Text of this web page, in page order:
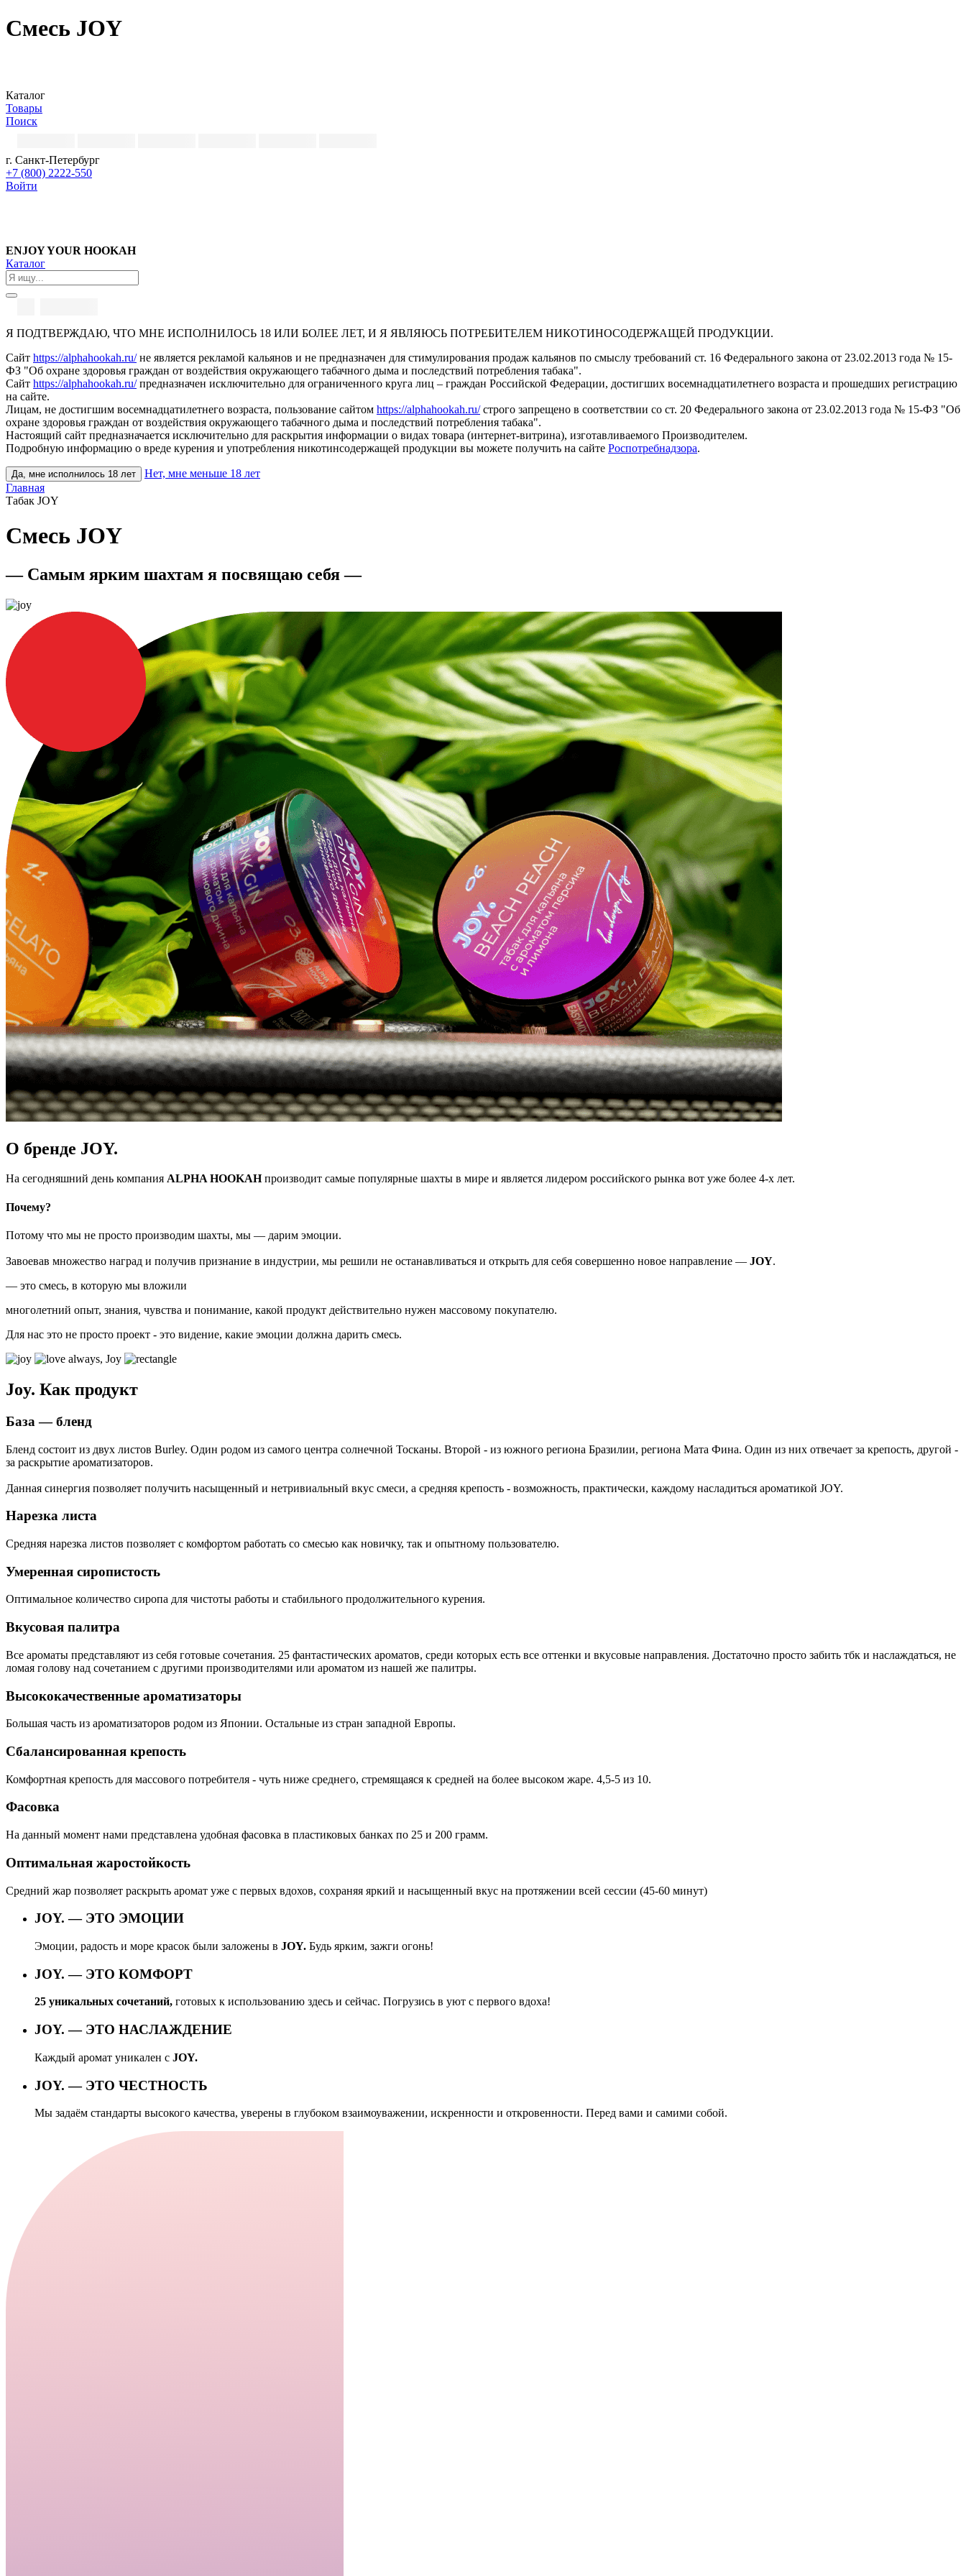
Смесь JOY
Каталог
Товары
Поиск
г. Санкт-Петербург
+7 (800) 2222-550
Войти
ENJOY YOUR HOOKAH
Каталог
Я ПОДТВЕРЖДАЮ, ЧТО МНЕ ИСПОЛНИЛОСЬ 18 ИЛИ БОЛЕЕ ЛЕТ, И Я ЯВЛЯЮСЬ ПОТРЕБИТЕЛЕМ НИКОТИНОСОДЕРЖАЩЕЙ ПРОДУКЦИИ.
Сайт https://alphahookah.ru/не является рекламой кальянов и не предназначен для стимулирования продаж кальянов по смыслу требований ст. 16 Федерального закона от 23.02.2013 года № 15-
ФЗ "Об охране здоровья граждан от воздействия окружающего табачного дыма и последствий потребления табака".
Сайт https://alphahookah.ru/предназначен исключительно для ограниченного круга лиц – граждан Российской Федерации, достигших восемнадцатилетнего возраста и прошедших регистрацию
на сайте.
Лицам, не достигшим восемнадцатилетнего возраста, пользование сайтом https://alphahookah.ru/строго запрещено в соответствии со ст. 20 Федерального закона от 23.02.2013 года № 15-ФЗ "Об
охране здоровья граждан от воздействия окружающего табачного дыма и последствий потребления табака".
Настоящий сайт предназначается исключительно для раскрытия информации о видах товара (интернет-витрина), изготавливаемого Производителем.
Подробную информацию о вреде курения и употребления никотинсодержащей продукции вы можете получить на сайте Роспотребнадзора.
Да, мне исполнилось 18 лет
Нет, мне меньше 18 лет
Главная
Табак JOY
Смесь JOY
—Самым ярким шахтам я посвящаю себя —
О бренде JOY.
На сегодняшний день компания ALPHA HOOKAHпроизводит самые популярные шахты в мире и является лидером российского рынка вот уже более 4-х лет.
Почему?
Потому что мы не просто производим шахты, мы — дарим эмоции.
Завоевав множество наград и получив признание в индустрии, мы решили не останавливаться и открыть для себя совершенно новое направление — JOY.
— это смесь, в которую мы вложили
многолетний опыт, знания, чувства и понимание, какой продукт действительно нужен массовому покупателю.
Для нас это не просто проект - это видение, какие эмоции должна дарить смесь.
Joy. Как продукт
База — бленд
Бленд состоит из двух листов Burley. Один родом из самого центра солнечной Тосканы. Второй - из южного региона Бразилии, региона Мата Фина. Один из них отвечает за крепость, другой -
за раскрытие ароматизаторов.
Данная синергия позволяет получить насыщенный и нетривиальный вкус смеси, а средняя крепость - возможность, практически, каждому насладиться ароматикой JOY.
Нарезка листа
Средняя нарезка листов позволяет с комфортом работать со смесью как новичку, так и опытному пользователю.
Умеренная сиропистость
Оптимальное количество сиропа для чистоты работы и стабильного продолжительного курения.
Вкусовая палитра
Все ароматы представляют из себя готовые сочетания. 25 фантастических ароматов, среди которых есть все оттенки и вкусовые направления. Достаточно просто забить тбк и наслаждаться, не
ломая голову над сочетанием с другими производителями или ароматом из нашей же палитры.
Высококачественные ароматизаторы
Большая часть из ароматизаторов родом из Японии. Остальные из стран западной Европы.
Сбалансированная крепость
Комфортная крепость для массового потребителя - чуть ниже среднего, стремящаяся к средней на более высоком жаре. 4,5-5 из 10.
Фасовка
На данный момент нами представлена удобная фасовка в пластиковых банках по 25 и 200 грамм.
Оптимальная жаростойкость
Средний жар позволяет раскрыть аромат уже с первых вдохов, сохраняя яркий и насыщенный вкус на протяжении всей сессии (45-60 минут)
JOY. — ЭТО ЭМОЦИИ
Эмоции, радость и море красок были заложены в JOY. Будь ярким, зажги огонь!
JOY. — ЭТО КОМФОРТ
25 уникальных сочетаний, готовых к использованию здесь и сейчас. Погрузись в уют с первого вдоха!
JOY. — ЭТО НАСЛАЖДЕНИЕ
Каждый аромат уникален с JOY.
JOY. — ЭТО ЧЕСТНОСТЬ
Мы задаём стандарты высокого качества, уверены в глубоком взаимоуважении, искренности и откровенности. Перед вами и самими собой.